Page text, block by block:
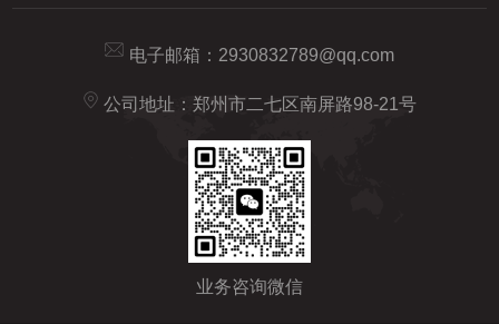
电子邮箱： 2930832789@qq.com
公司地址：郑州市二七区南屏路98-21号
业务咨询微信